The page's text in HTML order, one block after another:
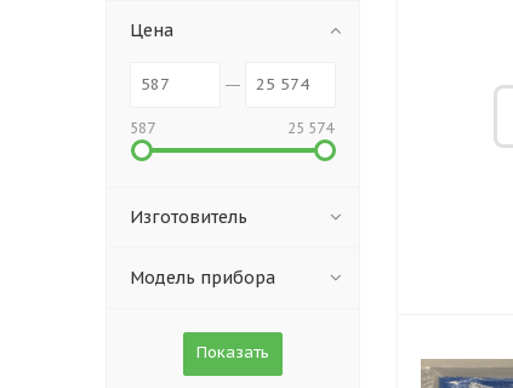
Цена
587 25 574
Изготовитель
Модель прибора